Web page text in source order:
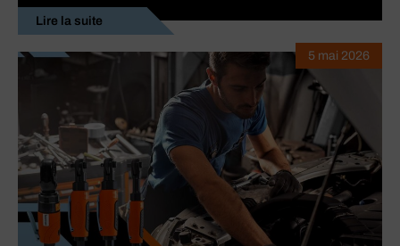
Lire la suite
5 mai 2026